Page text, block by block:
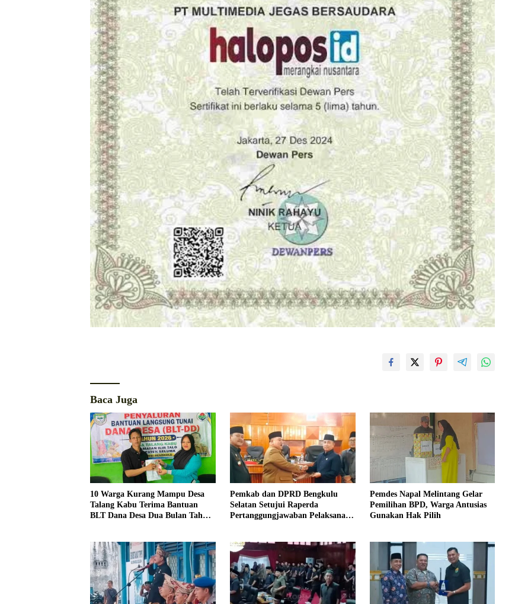
Baca Juga
10 Warga Kurang Mampu Desa
Talang Kabu Terima Bantuan
BLT Dana Desa Dua Bulan Tahun
Pemkab dan DPRD Bengkulu
Selatan Setujui Raperda
Pertanggungjawaban Pelaksanaan
Pemdes Napal Melintang Gelar
Pemilihan BPD, Warga Antusias
Gunakan Hak Pilih